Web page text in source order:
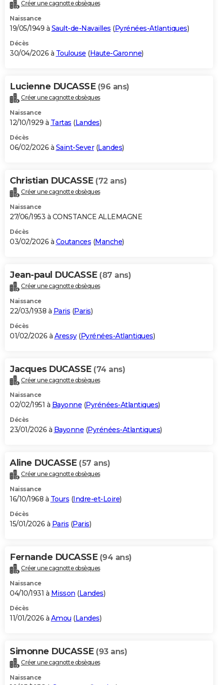
Créer une cagnotte obsèques
Naissance
19/05/1949 à Sault-de-Navailles (Pyrénées-Atlantiques)
Décès
30/04/2026 à Toulouse (Haute-Garonne)
Lucienne DUCASSE (96 ans)
Créer une cagnotte obsèques
Naissance
12/10/1929 à Tartas (Landes)
Décès
06/02/2026 à Saint-Sever(Landes)
Christian DUCASSE (72 ans)
Créer une cagnotte obsèques
Naissance
27/06/1953 à CONSTANCE ALLEMAGNE
Décès
03/02/2026 à Coutances (Manche)
Jean-paul DUCASSE (87 ans)
Créer une cagnotte obsèques
Naissance
22/03/1938 à Paris (Paris)
Décès
01/02/2026 à Aressy(Pyrénées-Atlantiques)
Jacques DUCASSE (74 ans)
Créer une cagnotte obsèques
Naissance
02/02/1951 à Bayonne (Pyrénées-Atlantiques)
Décès
23/01/2026 à Bayonne (Pyrénées-Atlantiques)
Aline DUCASSE (57 ans)
Créer une cagnotte obsèques
Naissance
16/10/1968 à Tours (Indre-et-Loire)
Décès
15/01/2026 à Paris (Paris)
Fernande DUCASSE (94 ans)
Créer une cagnotte obsèques
Naissance
04/10/1931 à Misson (Landes)
Décès
11/01/2026 à Amou (Landes)
Simonne DUCASSE (93 ans)
Créer une cagnotte obsèques
Naissance